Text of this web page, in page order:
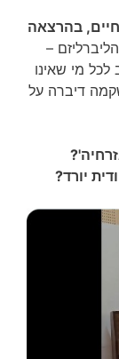
2025 בקרית חיים, בהרצאה
–
מי שאינו
דיברה על
יורד?